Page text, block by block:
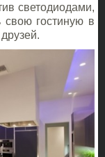
светодиодами,
свою гостиную в